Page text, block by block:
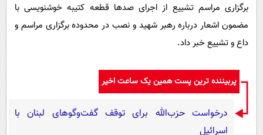
برگزاری مراسم تشییع از اجرای صدها قطعه کتیبه خوشنویسی با
مضمون اشعار درباره رهبر شهید و نصب در محدوده برگزاری مراسم و
داع و تشییع خبر داد.
پربیننده ترین پست همین یک ساعت اخیر
درخواست حزب‌الله برای توقف گفت‌وگوهای لبنان با
اسرائیل